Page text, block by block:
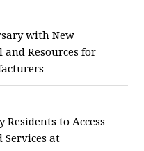
with New
and Resources for
to Access
Services at